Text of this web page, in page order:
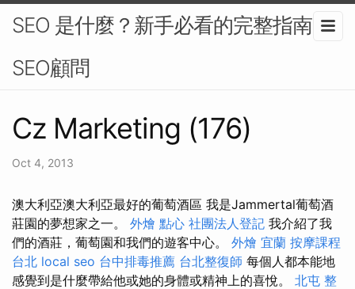
SEO 是什麼？新手必看的完整指南-
SEO顧問
Cz Marketing (176)
Oct 4, 2013
澳大利亞澳大利亞最好的葡萄酒區 我是Jammertal葡萄酒
莊園的夢想家之一。 外燴 點心 社團法人登記 我介紹了我
們的酒莊，葡萄園和我們的遊客中心。 外燴 宜蘭 按摩課程
台北 local seo 台中排毒推薦 台北整復師 每個人都本能地
感覺到是什麼帶給他或她的身體或精神上的喜悅。 北屯 整